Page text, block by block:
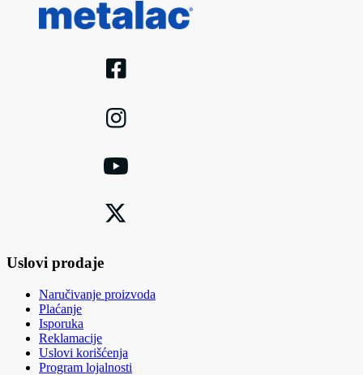
Uslovi prodaje
Naručivanje proizvoda
Plaćanje
Isporuka
Reklamacije
Uslovi korišćenja
Program lojalnosti